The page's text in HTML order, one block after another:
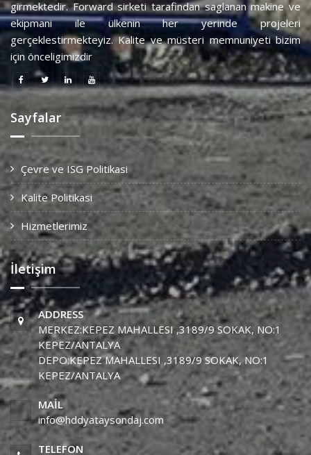
girmektedir. Forward sirketi tarafindan saglanan makine ve
ekipmani ile ülkenin her yerinde projeleri
gerçeklestirmekteyiz. Kalite ve müsteri memnuniyeti bizim
için önceligimizdir
Sayfalar
Çevre ve ISG Politikasi
Kalite Politikasi
Hizmetlerimiz
İletişim
ADDRESS
MERKEZ:KEPEZ MAHALLESI ,3189/9 SOKAK, NO:1
KEPEZ/ANTALYA
DEPO:KEPEZ MAHALLESI ,3189/9 SOKAK, NO:1
KEPEZ/ANTALYA
MAIL
info@hddyataysondaj.com
TELEFON